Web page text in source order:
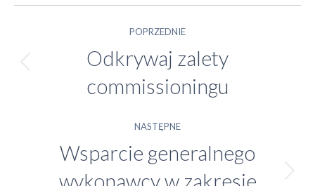
Nawigacja
wpisów
POPRZEDNIE
Poprzedni
wpis:
Odkrywaj zalety
commissioningu
NASTĘPNE
Następny
Wsparcie generalnego
wykonawcy w zakresie